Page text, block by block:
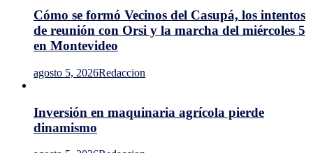
Cómo se formó Vecinos del Casupá, los intentos
de reunión con Orsi y la marcha del miércoles 5
en Montevideo
agosto 5, 2026Redaccion
Inversión en maquinaria agrícola pierde
dinamismo